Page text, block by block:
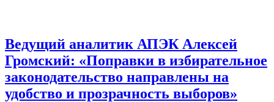
Ведущий аналитик АПЭК Алексей
Громский: «Поправки в избирательное
законодательство направлены на
удобство и прозрачность выборов»